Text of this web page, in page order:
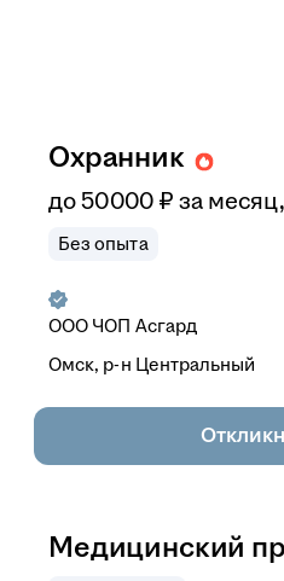
Охранник
до50 000 ₽ за месяц,
Без опыта
ООО ЧОП Асгард
Омск, р-н Центральный
Медицинский